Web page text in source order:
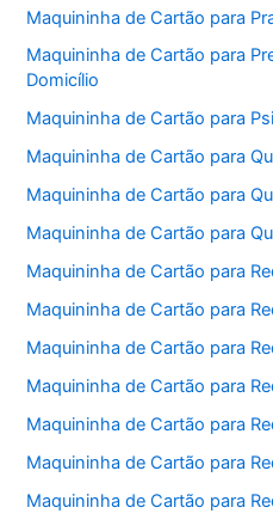
Maquininha de Cartão para
Maquininha de Cartão para
Domicílio
Maquininha de Cartão para
Maquininha de Cartão para
Maquininha de Cartão para
Maquininha de Cartão para
Maquininha de Cartão para
Maquininha de Cartão para
Maquininha de Cartão para
Maquininha de Cartão para
Maquininha de Cartão para
Maquininha de Cartão para
Maquininha de Cartão para